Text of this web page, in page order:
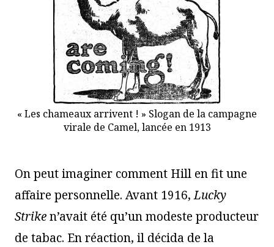
« Les chameaux arrivent ! » Slogan de la campagne
virale de Camel, lancée en 1913
On peut imaginer comment Hill en fit une
affaire personnelle. Avant 1916,Lucky
Striken’avait été qu’un modeste producteur
de tabac. En réaction, il décida de la